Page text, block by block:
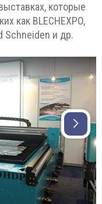
которые
как BLECHEXPO,
Schneiden и др.